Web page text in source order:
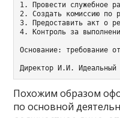
1. Провести служебное
2. Создать комиссию по
3. Предоставить акт о
4. Контроль за
Основание: требование
Похожим образом
по основной